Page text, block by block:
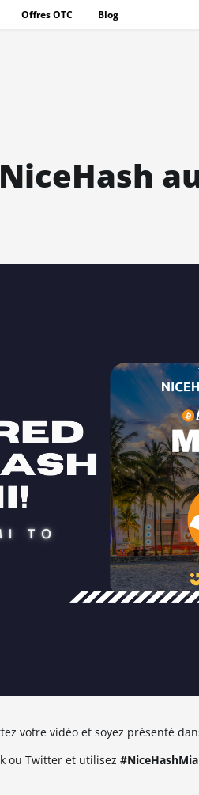
Offres OTC Blog
votre vidéo et soyez présenté
ou Twitter et utilisez